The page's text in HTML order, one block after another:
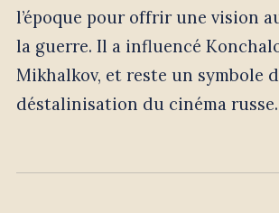
l’époque pour offrir une vision
la guerre. Il a influencé
Mikhalkov, et reste un symbole
déstalinisation du cinéma russe.